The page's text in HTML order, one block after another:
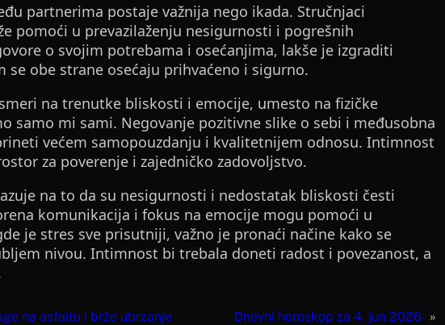
partnerima postaje važnija nego ikada. Stručnjaci
pomoći u prevazilaženju nesigurnosti i pogrešnih
o svojim potrebama i osećanjima, lakše je izgraditi
obe strane osećaju prihvaćeno i sigurno.
na trenutke bliskosti i emocije, umesto na fizičke
samo mi sami. Negovanje pozitivne slike o sebi i međusobna
većem samopouzdanju i kvalitetnijem odnosu. Intimnost
za poverenje i zajedničko zadovoljstvo.
na to da su nesigurnosti i nedostatak bliskosti česti
komunikacija i fokus na emocije mogu pomoći u
je stres sve prisutniji, važno je pronaći načine kako se
nivou. Intimnost bi trebala doneti radost i povezanost, a
na asfaltu i brže ubrzanje Dnevni horoskop za 4. jun 2026 »